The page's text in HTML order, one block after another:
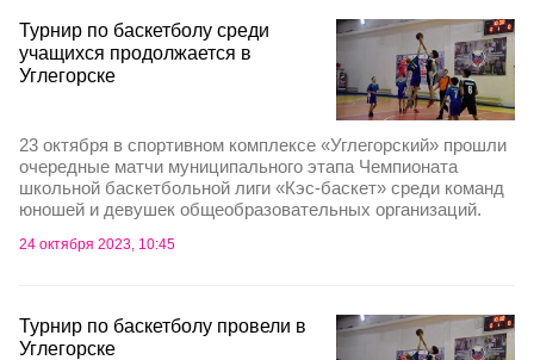
Турнир по баскетболу среди
учащихся продолжается в
Углегорске
23 октября в спортивном комплексе «Углегорский» прошли
очередные матчи муниципального этапа Чемпионата
школьной баскетбольной лиги «Кэс-баскет» среди команд
юношей и девушек общеобразовательных организаций.
24 октября 2023, 10:45
Турнир по баскетболу провели в
Углегорске